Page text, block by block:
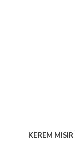
KEREM